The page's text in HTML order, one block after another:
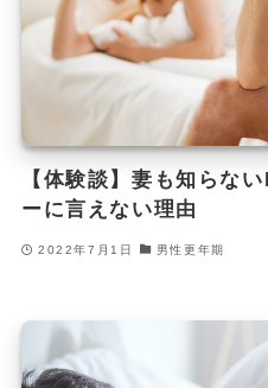
【体験談】妻も知らな
ーに言えない理由
2022年7月1日 男性更年期